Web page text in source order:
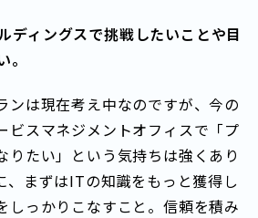
ディングスで挑戦したいことや目
ンは現在考え中なのですが、今の
ビスマネジメントオフィスで「プ
りたい」という気持ちは強くあり
、まずはITの知識をもっと獲得し
しっかりこなすこと。信頼を積み